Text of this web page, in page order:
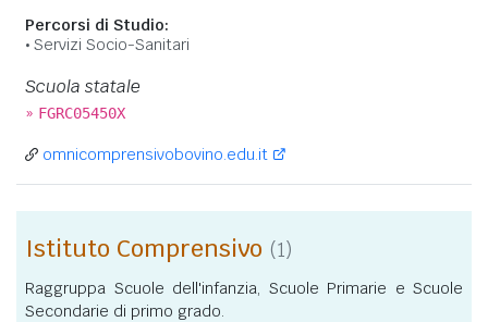
Percorsi di Studio:
Servizi Socio-Sanitari
Scuola statale
» FGRC05450X
omnicomprensivobovino.edu.it
Istituto Comprensivo (1)
Raggruppa Scuole dell'infanzia, Scuole Primarie e Scuole
Secondarie di primo grado.